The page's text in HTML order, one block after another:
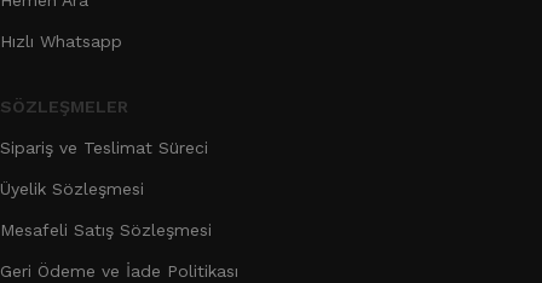
Hızlı Whatsapp
SÖZLEŞMELER
Sipariş ve Teslimat Süreci
Üyelik Sözleşmesi
Mesafeli Satış Sözleşmesi
Geri Ödeme ve İade Politikası